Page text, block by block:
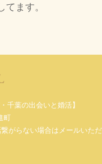
ます。
千葉の出会いと婚活】
町
がらない場合はメールいただ